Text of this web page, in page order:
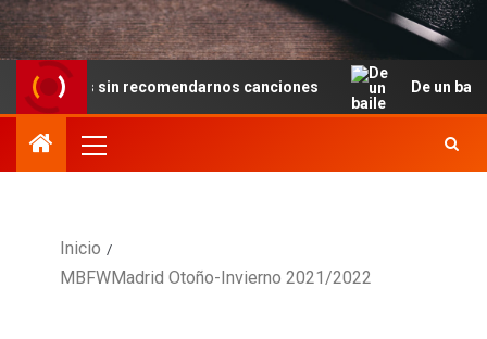
recomendarnos canciones De un baile en Cannes
Inicio
MBFWMadrid Otoño-Invierno 2021/2022